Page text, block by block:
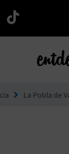
twitter
auf
weiter auf
La Pobla de